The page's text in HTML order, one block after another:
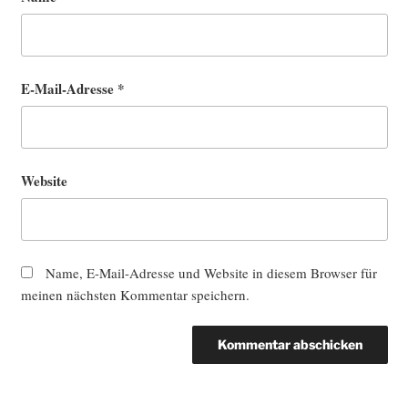
E-Mail-Adresse *
Website
Name, E-Mail-Adresse und Website in diesem Browser für
meinen nächsten Kommentar speichern.